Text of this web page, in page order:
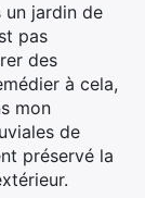
un jardin de
pas
des
à cela,
mon
de
préservé la